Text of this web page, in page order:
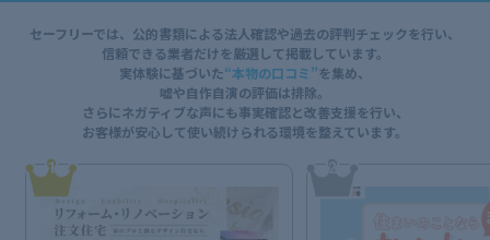
セーフリーでは、公的書類による法人確認や過去の評判チェックを行い、
信頼できる業者だけを厳選して掲載しています。
実体験に基づいた“本物の口コミ”を集め、
嘘や自作自演の評価は排除。
さらにネガティブな声にも事実確認と改善支援を行い、
お客様が安心して使い続けられる環境を整えています。
1